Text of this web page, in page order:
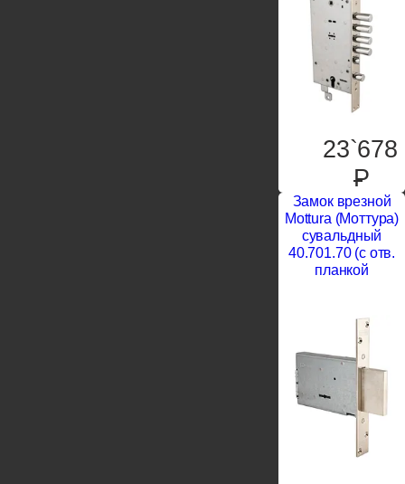
23`678
P
Замок врезной
Mottura (Моттура)
сувальдный
40.701.70 (с отв.
планкой